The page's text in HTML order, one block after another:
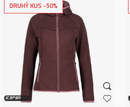
DRUHÝ KUS -50%